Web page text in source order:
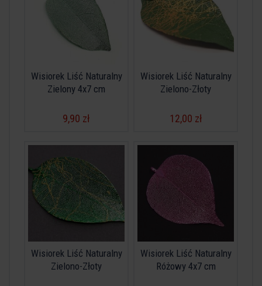
Wisiorek Liść Naturalny
Zielony 4x7 cm
9,90 zł
Wisiorek Liść Naturalny
Zielono-Złoty
12,00 zł
Wisiorek Liść Naturalny
Zielono-Złoty
Wisiorek Liść Naturalny
Różowy 4x7 cm